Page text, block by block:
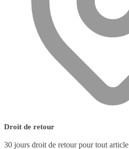
Droit de retour
30 jours droit de retour pour tout article